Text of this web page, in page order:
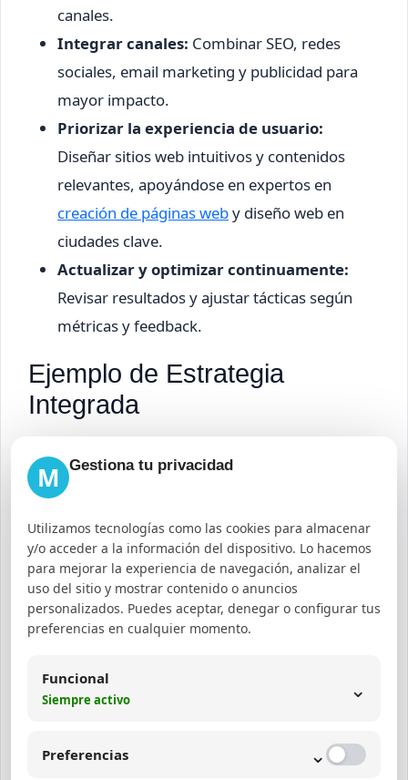
canales.
Integrar canales: Combinar SEO, redes
sociales, email marketing y publicidad para
mayor impacto.
Priorizar la experiencia de usuario:
Diseñar sitios web intuitivos y contenidos
relevantes, apoyándose en expertos en
creación de páginas weby diseño web en
ciudades clave.
Actualizar y optimizar continuamente:
Revisar resultados y ajustar tácticas según
métricas y feedback.
Ejemplo de Estrategia
Integrada
Objetiv
o
Acción
Aument
ar
tráfico
Optimización
SEO y creación
de blog
SEO,
Conte
Visit
as
orgá
Generar
calificad
email marketing
vers
ione
M Gestiona tu privacidad
Utilizamos tecnologías como las cookies para almacenar
y/o acceder a la información del dispositivo. Lo hacemos
para mejorar la experiencia de navegación, analizar el
uso del sitio y mostrar contenido o anuncios
personalizados. Puedes aceptar, denegar o configurar tus
preferencias en cualquier momento.
Funcional
Siempre activo ⌄
Preferencias ⌄